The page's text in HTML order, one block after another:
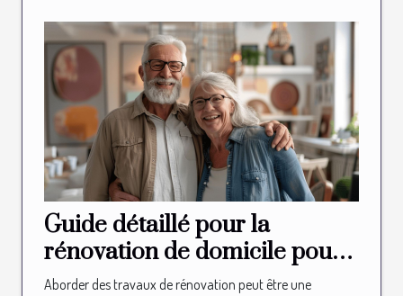
Guide détaillé pour la
rénovation de domicile pour
les seniors
Aborder des travaux de rénovation peut être une